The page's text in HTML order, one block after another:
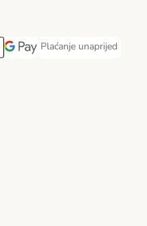
Method
Method
Method
Google pay Payment Method
Plaćanje unaprijed
Plaćanje unaprijed